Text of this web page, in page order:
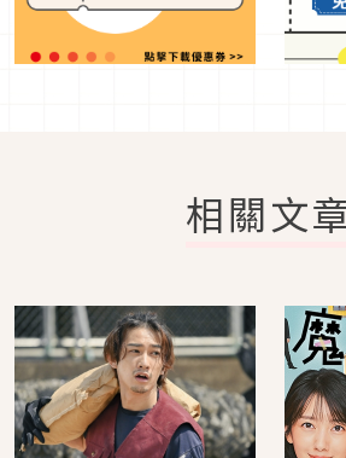
相關文